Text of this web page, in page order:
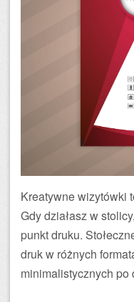
Kreatywne wizytówki
Gdy działasz w
punkt druku.
druk w różnych
minimalistycznych po